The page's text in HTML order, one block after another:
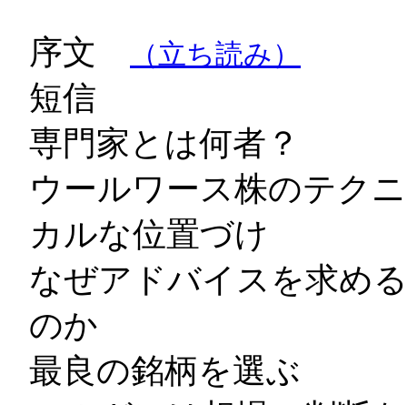
序文 （立ち読み）
短信
専門家とは何者？
ウールワース株のテクニ
カルな位置づけ
なぜアドバイスを求める
のか
最良の銘柄を選ぶ